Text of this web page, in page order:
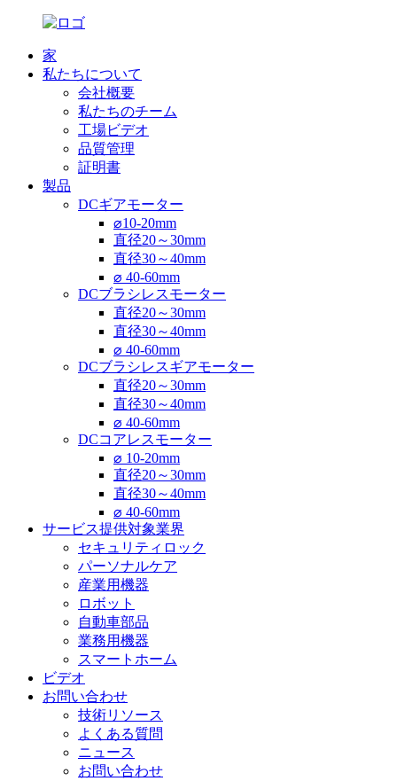
家
私たちについて
会社概要
私たちのチーム
工場ビデオ
品質管理
証明書
製品
DCギアモーター
⌀10-20mm
直径20～30mm
直径30～40mm
⌀ 40-60mm
DCブラシレスモーター
直径20～30mm
直径30～40mm
⌀ 40-60mm
DCブラシレスギアモーター
直径20～30mm
直径30～40mm
⌀ 40-60mm
DCコアレスモーター
⌀ 10-20mm
直径20～30mm
直径30～40mm
⌀ 40-60mm
サービス提供対象業界
セキュリティロック
パーソナルケア
産業用機器
ロボット
自動車部品
業務用機器
スマートホーム
ビデオ
お問い合わせ
技術リソース
よくある質問
ニュース
お問い合わせ